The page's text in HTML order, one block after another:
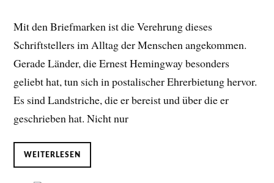
Mit den Briefmarken ist die Verehrung dieses
Schriftstellers im Alltag der Menschen angekommen.
Gerade Länder, die Ernest Hemingway besonders
geliebt hat, tun sich in postalischer Ehrerbietung hervor.
Es sind Landstriche, die er bereist und über die er
geschrieben hat. Nicht nur
WEITERLESEN